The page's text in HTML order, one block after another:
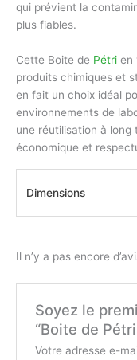
qui prévient la
plus fiables.
Cette Boite de Pétri en
produits chimiques et
en fait un choix idéal
environnements de
une réutilisation à
économique et
Dimensions
Il n’y a pas encore
Soyez le
“Boite de
Votre adresse e-